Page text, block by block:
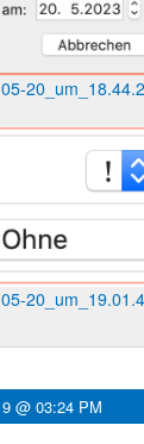
@ 03:24 PM